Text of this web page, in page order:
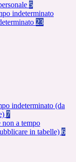
5
indeterminato
23
indeterminato (da
7
non a tempo
in tabelle) 6